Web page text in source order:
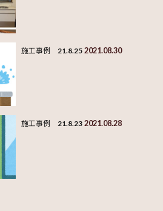
施工事例 21.8.25 2021.08.30
施工事例 21.8.23 2021.08.28